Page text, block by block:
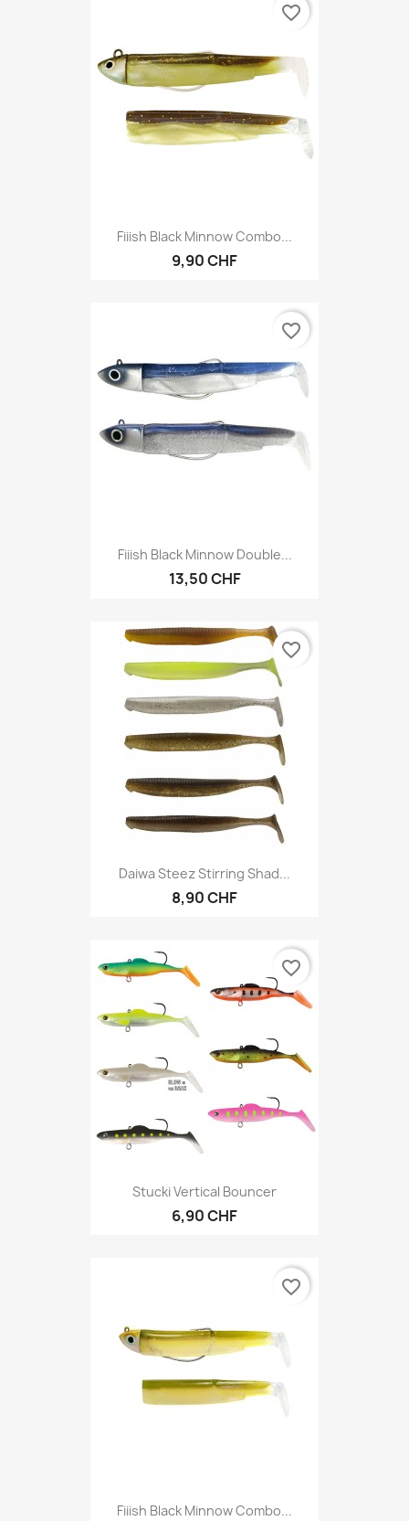
Fiiish Black Minnow Combo...
9,90 CHF
favorite_border
Fiiish Black Minnow Double...
13,50 CHF
favorite_border
Daiwa Steez Stirring Shad...
8,90 CHF
favorite_border
Stucki Vertical Bouncer
6,90 CHF
favorite_border
Fiiish Black Minnow Combo...
favorite_border